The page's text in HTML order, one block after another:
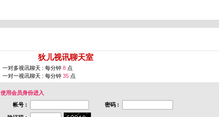
狄儿视讯聊天室
一对多视讯聊天 : 每分钟 8 点
一对一视讯聊天 : 每分钟 35 点
使用会员身份进入
帐号 :
密码 :